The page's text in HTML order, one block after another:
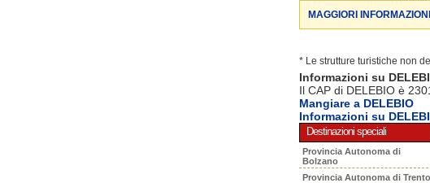
MAGGIORI
* Le strutture turistiche non
Informazioni su
Il CAP di DELEBIO è
Mangiare a DELEBIO
Informazioni su
Destinazioni speciali
Provincia Autonoma di
Bolzano
Provincia Autonoma di Trento